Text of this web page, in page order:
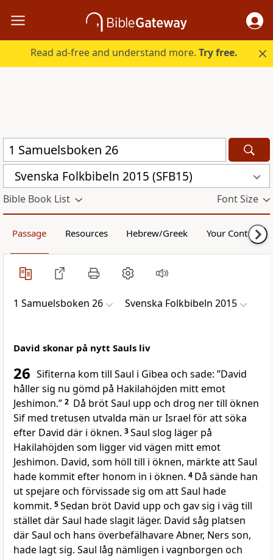
Read ad-free and understand more.Try free.
Svenska Folkbibeln 2015 (SFB15)
Bible Book List Font Size
Passage Resources Hebrew/Greek Your Content
1 Samuelsboken 26 Svenska Folkbibeln 2015
David skonar på nytt Sauls liv
26 Sifiterna kom till Saul i Gibea och sade: ”David
håller sig nu gömd på Hakilahöjden mitt emot
Jeshimon.” 2 Då bröt Saul upp och drog ner till öknen
Sif med tretusen utvalda män ur Israel för att söka
efter David där i öknen. 3Saul slog läger på
Hakilahöjden som ligger vid vägen mitt emot
Jeshimon. David, som höll till i öknen, märkte att Saul
hade kommit efter honom in i öknen. 4 Då sände han
ut spejare och förvissade sig om att Saul hade
kommit. 5Sedan bröt David upp och gav sig i väg till
stället där Saul hade slagit läger. David såg platsen
där Saul och hans överbefälhavare Abner, Ners son,
hade lagt sig. Saul låg nämligen i vagnborgen och